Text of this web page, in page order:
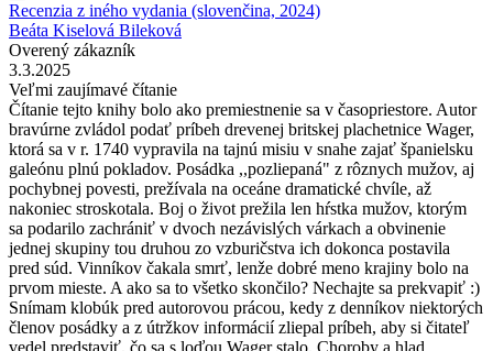
Recenzia z iného vydania (slovenčina, 2024)
Beáta Kiselová Bileková
Overený zákazník
3.3.2025
Veľmi zaujímavé čítanie
Čítanie tejto knihy bolo ako premiestnenie sa v časopriestore. Autor
bravúrne zvládol podať príbeh drevenej britskej plachetnice Wager,
ktorá sa v r. 1740 vypravila na tajnú misiu v snahe zajať španielsku
galeónu plnú pokladov. Posádka ,,pozliepaná" z rôznych mužov, aj
pochybnej povesti, prežívala na oceáne dramatické chvíle, až
nakoniec stroskotala. Boj o život prežila len hŕstka mužov, ktorým
sa podarilo zachrániť v dvoch nezávislých várkach a obvinenie
jednej skupiny tou druhou zo vzburičstva ich dokonca postavila
pred súd. Vinníkov čakala smrť, lenže dobré meno krajiny bolo na
prvom mieste. A ako sa to všetko skončilo? Nechajte sa prekvapiť :)
Snímam klobúk pred autorovou prácou, kedy z denníkov niektorých
členov posádky a z útržkov informácií zliepal príbeh, aby si čitateľ